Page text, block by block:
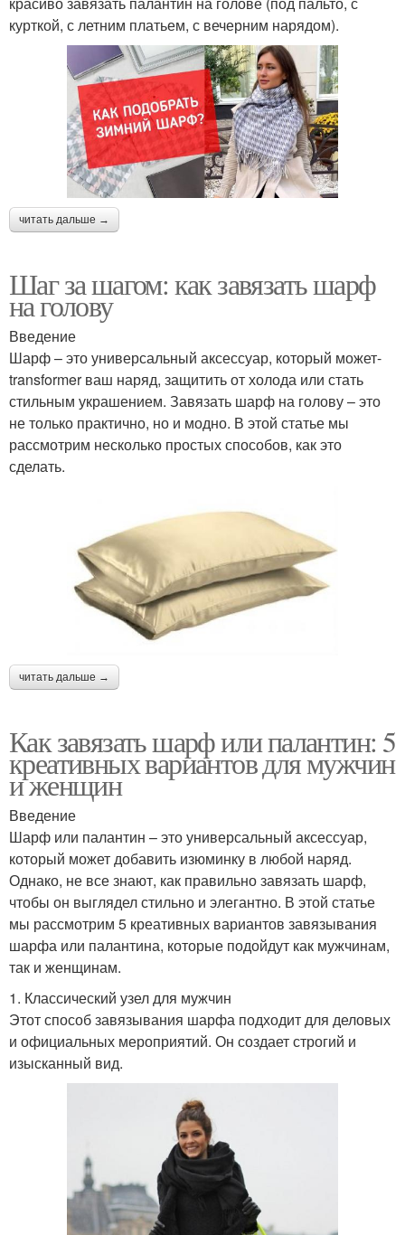
курткой, с летним платьем, с вечерним нарядом).
читать дальше →
Шаг за шагом: как завязать шарф
на голову
Введение
Шарф – это универсальный аксессуар, который может-
transformer ваш наряд, защитить от холода или стать
стильным украшением. Завязать шарф на голову – это
не только практично, но и модно. В этой статье мы
рассмотрим несколько простых способов, как это
сделать.
читать дальше →
Как завязать шарф или палантин: 5
креативных вариантов для мужчин
и женщин
Введение
Шарф или палантин – это универсальный аксессуар,
который может добавить изюминку в любой наряд.
Однако, не все знают, как правильно завязать шарф,
чтобы он выглядел стильно и элегантно. В этой статье
мы рассмотрим 5 креативных вариантов завязывания
шарфа или палантина, которые подойдут как мужчинам,
так и женщинам.
1. Классический узел для мужчин
Этот способ завязывания шарфа подходит для деловых
и официальных мероприятий. Он создает строгий и
изысканный вид.